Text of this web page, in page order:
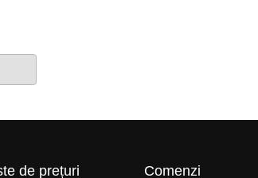
de prețuri Comenzi